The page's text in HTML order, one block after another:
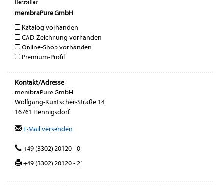
Hersteller
membraPure GmbH
Katalog vorhanden
CAD-Zeichnung vorhanden
Online-Shop vorhanden
Premium-Profil
Kontakt/Adresse
membraPure GmbH
Wolfgang-Küntscher-Straße 14
16761 Hennigsdorf
E-Mail versenden
+49 (3302) 20120 - 0
+49 (3302) 20120 - 21